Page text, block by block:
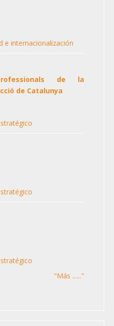
e internacionalización
de la
de Catalunya
"Más ......"